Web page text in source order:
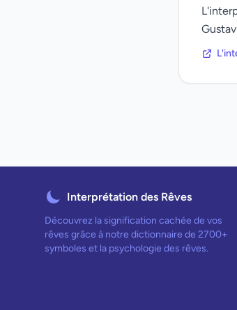
Interprétation des Rêves
Découvrez la signification cachée de vos
rêves grâce à notre dictionnaire de 2700+
symboles et la psychologie des rêves.